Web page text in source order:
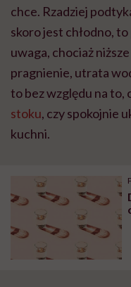
chce. Rzadziej
skoro jest chłodno,
uwaga, chociaż
pragnienie, utrata
to bez względu na to,
stoku, czy spokojnie
kuchni.